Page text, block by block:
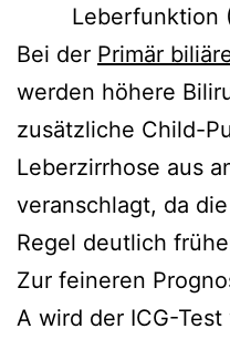
Leberfunktion
Bei der Primär
werden höhere
zusätzliche Child-
Leberzirrhose aus
veranschlagt, da die
Regel deutlich
Zur feineren
A wird der ICG-